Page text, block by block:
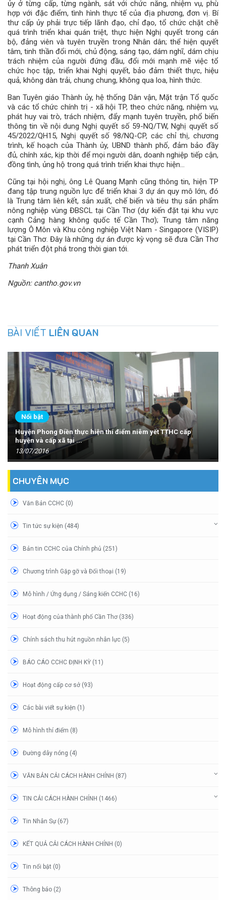
ủy ở từng cấp, từng ngành, sát với chức năng, nhiệm vụ, phù
hợp với đặc điểm, tình hình thực tế của địa phương, đơn vị. Bí
thư cấp ủy phải trực tiếp lãnh đạo, chỉ đạo, tổ chức chặt chẽ
quá trình triển khai quán triệt, thực hiện Nghị quyết trong cán
bộ, đảng viên và tuyên truyền trong Nhân dân; thể hiện quyết
tâm, tinh thần đổi mới, chủ động, sáng tạo, dám nghĩ, dám chịu
trách nhiệm của người đứng đầu, đổi mới mạnh mẽ việc tổ
chức học tập, triển khai Nghị quyết, bảo đảm thiết thực, hiệu
quả, không dàn trải, chung chung, không qua loa, hình thức.
Ban Tuyên giáo Thành ủy, hệ thống Dân vận, Mặt trận Tổ quốc
và các tổ chức chính trị - xã hội TP, theo chức năng, nhiệm vụ,
phát huy vai trò, trách nhiệm, đẩy mạnh tuyên truyền, phổ biến
thông tin về nội dung Nghị quyết số 59-NQ/TW, Nghị quyết số
45/2022/QH15, Nghị quyết số 98/NQ-CP, các chỉ thị, chương
trình, kế hoạch của Thành ủy, UBND thành phố, đảm bảo đầy
đủ, chính xác, kịp thời để mọi người dân, doanh nghiệp tiếp cận,
đồng tình, ủng hộ trong quá trình triển khai thực hiện...
Cũng tại hội nghị, ông Lê Quang Mạnh cũng thông tin, hiện TP
đang tập trung nguồn lực để triển khai 3 dự án quy mô lớn, đó
là Trung tâm liên kết, sản xuất, chế biến và tiêu thụ sản phẩm
nông nghiệp vùng ĐBSCL tại Cần Thơ (dự kiến đặt tại khu vực
cạnh Cảng hàng không quốc tế Cần Thơ); Trung tâm năng
lượng Ô Môn và Khu công nghiệp Việt Nam - Singapore (VISIP)
tại Cần Thơ. Đây là những dự án được kỳ vọng sẽ đưa Cần Thơ
phát triển đột phá trong thời gian tới.
Thanh Xuân
Nguồn: cantho.gov.vn
BÀI VIẾT LIÊN QUAN
Nổi bật
Huyện Phong Điền thực hiện thí điểm niêm yết TTHC cấp
huyện và cấp xã tại ...
13/07/2016
CHUYÊN MỤC
Văn Bản CCHC (0)
Tin tức sự kiện (484)
Bản tin CCHC của Chính phủ (251)
Chương trình Gặp gỡ và Đối thoại (19)
Mô hình / Ứng dụng / Sáng kiến CCHC (16)
Hoạt động của thành phố Cần Thơ (336)
Chính sách thu hút nguồn nhân lực (5)
BÁO CÁO CCHC ĐỊNH KỲ (11)
Hoạt động cấp cơ sở (93)
Các bài viết sự kiện (1)
Mô hình thí điểm (8)
Đường dây nóng (4)
VĂN BẢN CẢI CÁCH HÀNH CHÍNH (87)
TIN CẢI CÁCH HÀNH CHÍNH (1466)
Tin Nhân Sự (67)
KẾT QUẢ CẢI CÁCH HÀNH CHÍNH (0)
Tin nổi bật (0)
Thông báo (2)